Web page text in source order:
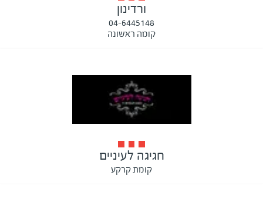
ורדינון
04-6445148
קומה ראשונה
חגיגה לעיניים
קומת קרקע